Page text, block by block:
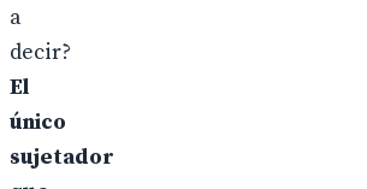
a
decir?
El
único
sujetador